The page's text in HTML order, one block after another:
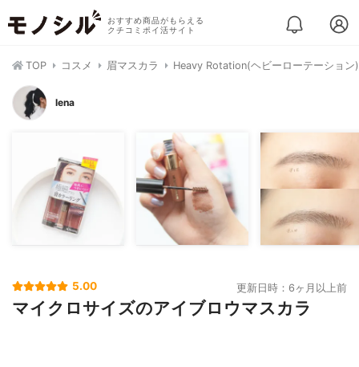
おすすめ商品がもらえる
クチコミポイ活サイト
TOP コスメ 眉マスカラ Heavy Rotation(ヘビーローテーショ
lena
5.00 更新日時：6ヶ月以上前
マイクロサイズのアイブロウマスカラ